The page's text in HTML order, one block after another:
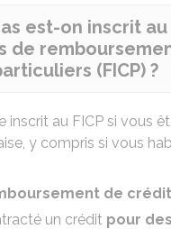
est-on inscrit
de
(FICP) ?
inscrit au FICP si vous
y compris si vous
de crédit
un crédit pour des